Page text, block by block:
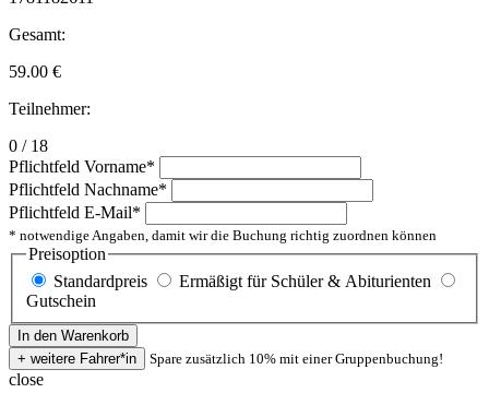
Gesamt:
59.00 €
Teilnehmer:
0 / 18
Pflichtfeld Vorname*
Pflichtfeld Nachname*
Pflichtfeld E-Mail*
* notwendige Angaben, damit wir die Buchung richtig zuordnen können
Preisoption
Standardpreis
Ermäßigt für Schüler & Abiturienten
Gutschein
Spare zusätzlich 10% mit einer Gruppenbuchung!
close